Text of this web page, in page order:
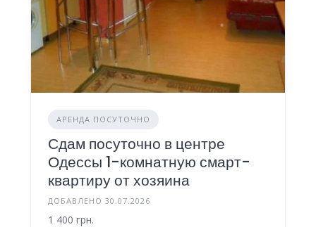
АРЕНДА ПОСУТОЧНО
Сдам посуточно в центре
Одессы 1-комнатную смарт-
квартиру от хозяина
ДОБАВЛЕНО 30.07.2026
1 400 грн.